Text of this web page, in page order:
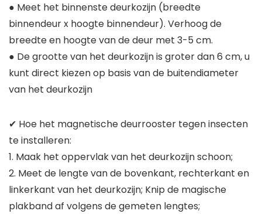
● Meet het binnenste deurkozijn (breedte
binnendeur x hoogte binnendeur). Verhoog de
breedte en hoogte van de deur met 3-5 cm.
● De grootte van het deurkozijn is groter dan 6 cm, u
kunt direct kiezen op basis van de buitendiameter
van het deurkozijn
✔ Hoe het magnetische deurrooster tegen insecten
te installeren:
1. Maak het oppervlak van het deurkozijn schoon;
2. Meet de lengte van de bovenkant, rechterkant en
linkerkant van het deurkozijn; Knip de magische
plakband af volgens de gemeten lengtes;